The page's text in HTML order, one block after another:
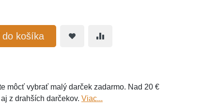
košíka
môcť vybrať malý darček zadarmo. Nad 20 €
z drahších darčekov. Viac...